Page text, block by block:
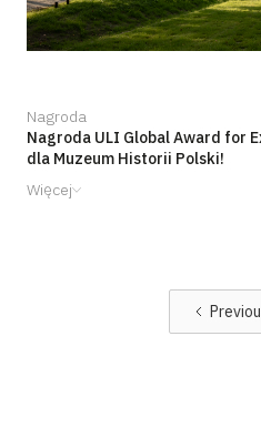
Nagroda
Nagroda ULI Global Award for
dla Muzeum Historii Polski!
Więcej